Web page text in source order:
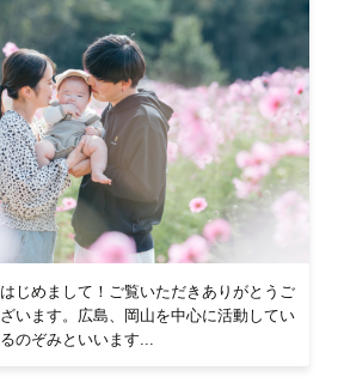
はじめまして！ご覧いただきありがとうご
ざいます。広島、岡山を中心に活動してい
るのぞみといいます...